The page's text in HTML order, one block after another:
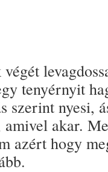
tenyérnyit
szerint nyesi,
akar.
azért hogy